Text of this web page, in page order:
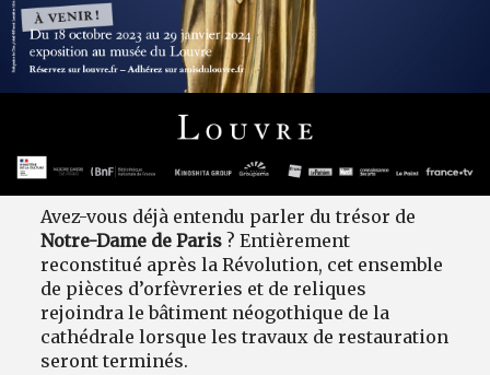
Avez-vous déjà entendu parler du trésor de
Notre-Dame de Paris ? Entièrement
reconstitué après la Révolution, cet ensemble
de pièces d’orfèvreries et de reliques
rejoindra le bâtiment néogothique de la
cathédrale lorsque les travaux de restauration
seront terminés.